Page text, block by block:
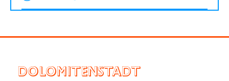
DOLOMITENSTADT